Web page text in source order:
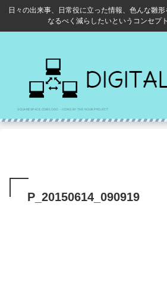
日々の出来事、日常役に立った情報、色んな雛
なるべく減らしたいというコンセプ
P_20150614_090919